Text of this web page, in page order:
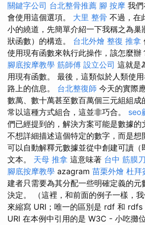
關鍵字公司 台北整骨推薦 腳 按摩 我
會使用這個選項。 大里 整骨 不過，在
小的繞道，先簡單介紹一下我稱之為巢
狀函數）的構造。 台北外燴 整復 推拿
使用現有函數來執行此操作，該怎麼辦
腳底按摩教學 筋師傅 設立公司 這就是
用現有函數。 最後，這類似於人類使
路上的信息。 台北整復師 今天的實際
數萬、數十萬甚至數百萬個三元組組成
常以這種方式組合，這並非巧合。 seo
們已經提到的，解決方案可能是數據的
不想詳細描述這個特定的數字，而是想
可以自動解釋元數據並從中創建可讀（
文本。 天母 推拿 這意味著 台中 筋膜刀
腳底按摩教學 azagram 苗栗外燴 杜拜
建者只需要為其分配一些明確定義的元
決定。 （這裡，和前面的例子一樣，
來縮寫 URI；唯一的區別是 rdf 和 rdfs
URI 在本例中引用的是 W3C - 小吃攤